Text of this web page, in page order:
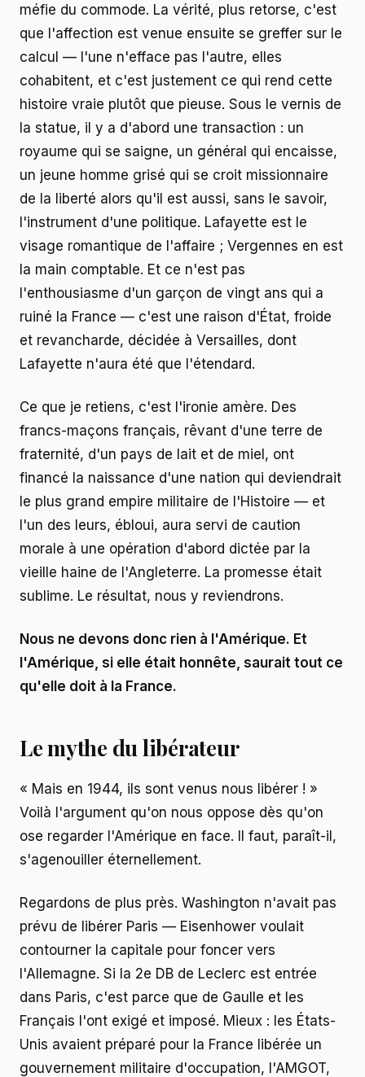
méfie du commode. La vérité, plus retorse, c'est
que l'affection est venue ensuite se greffer sur le
calcul — l'une n'efface pas l'autre, elles
cohabitent, et c'est justement ce qui rend cette
histoire vraie plutôt que pieuse. Sous le vernis de
la statue, il y a d'abord une transaction : un
royaume qui se saigne, un général qui encaisse,
un jeune homme grisé qui se croit missionnaire
de la liberté alors qu'il est aussi, sans le savoir,
l'instrument d'une politique. Lafayette est le
visage romantique de l'affaire ; Vergennes en est
la main comptable. Et ce n'est pas
l'enthousiasme d'un garçon de vingt ans qui a
ruiné la France — c'est une raison d'État, froide
et revancharde, décidée à Versailles, dont
Lafayette n'aura été que l'étendard.
Ce que je retiens, c'est l'ironie amère. Des
francs-maçons français, rêvant d'une terre de
fraternité, d'un pays de lait et de miel, ont
financé la naissance d'une nation qui deviendrait
le plus grand empire militaire de l'Histoire — et
l'un des leurs, ébloui, aura servi de caution
morale à une opération d'abord dictée par la
vieille haine de l'Angleterre. La promesse était
sublime. Le résultat, nous y reviendrons.
Nous ne devons donc rien à l'Amérique. Et
l'Amérique, si elle était honnête, saurait tout ce
qu'elle doit à la France.
Le mythe du libérateur
« Mais en 1944, ils sont venus nous libérer ! »
Voilà l'argument qu'on nous oppose dès qu'on
ose regarder l'Amérique en face. Il faut, paraît-il,
s'agenouiller éternellement.
Regardons de plus près. Washington n'avait pas
prévu de libérer Paris — Eisenhower voulait
contourner la capitale pour foncer vers
l'Allemagne. Si la 2e DB de Leclerc est entrée
dans Paris, c'est parce que de Gaulle et les
Français l'ont exigé et imposé. Mieux : les États-
Unis avaient préparé pour la France libérée un
gouvernement militaire d'occupation, l'AMGOT,